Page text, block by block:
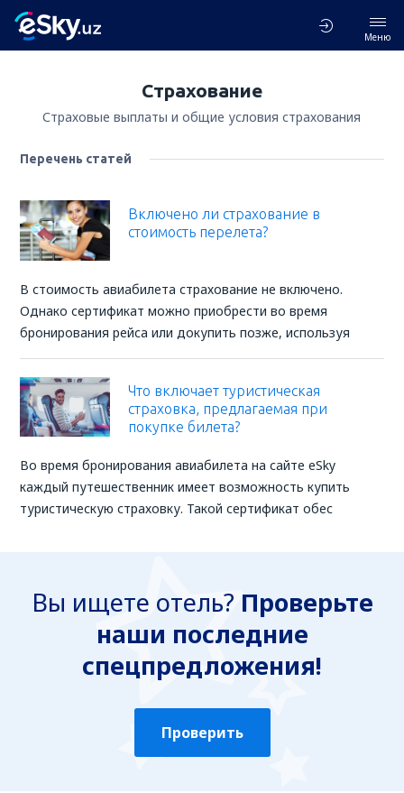
Меню
Страхование
Страховые выплаты и общие условия страхования
Перечень статей
Включено ли страхование в
стоимость перелета?
В стоимость авиабилета страхование не включено.
Однако сертификат можно приобрести во время
бронирования рейса или докупить позже, используя
Что включает туристическая
страховка, предлагаемая при
покупке билета?
Во время бронирования авиабилета на сайте eSky
каждый путешественник имеет возможность купить
туристическую страховку. Такой сертификат обес
Вы ищете отель? Проверьте
наши последние
спецпредложения!
Проверить